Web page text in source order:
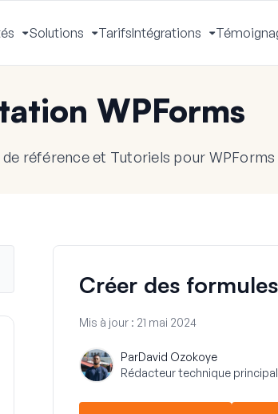
Activer
le
Solutions
Activer
le
TarifsIntégrations
Activer
le
WPForms
référence et Tutoriels pour WPForms
Créer des
Mis à jour : 21 mai 2024
ParDavid Ozokoye
Rédacteur technique principal